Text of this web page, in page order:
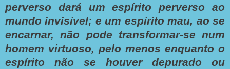
perverso dará um espírito perverso ao
mundo invisível; e um espírito mau, ao se
encarnar, não pode transformar-se num
homem virtuoso, pelo menos enquanto o
espírito não se houver depurado ou